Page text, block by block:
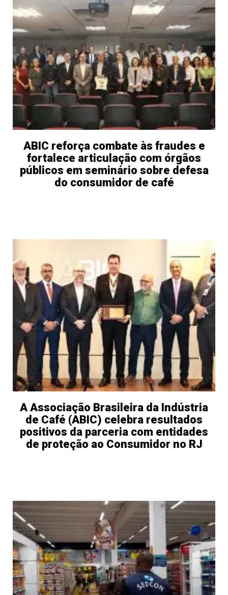
ABIC reforça combate às fraudes e
fortalece articulação com órgãos
públicos em seminário sobre defesa
do consumidor de café
A Associação Brasileira da Indústria
de Café (ABIC) celebra resultados
positivos da parceria com entidades
de proteção ao Consumidor no RJ